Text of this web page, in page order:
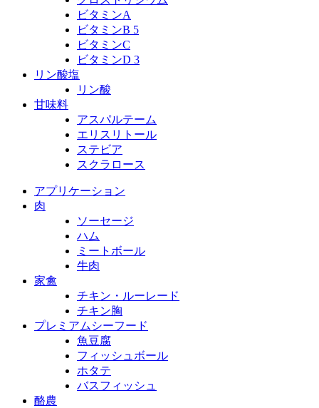
ビタミンA
ビタミンB 5
ビタミンC
ビタミンD 3
リン酸塩
リン酸
甘味料
アスパルテーム
エリスリトール
ステビア
スクラロース
アプリケーション
肉
ソーセージ
ハム
ミートボール
牛肉
家禽
チキン・ルーレード
チキン胸
プレミアムシーフード
魚豆腐
フィッシュボール
ホタテ
バスフィッシュ
酪農